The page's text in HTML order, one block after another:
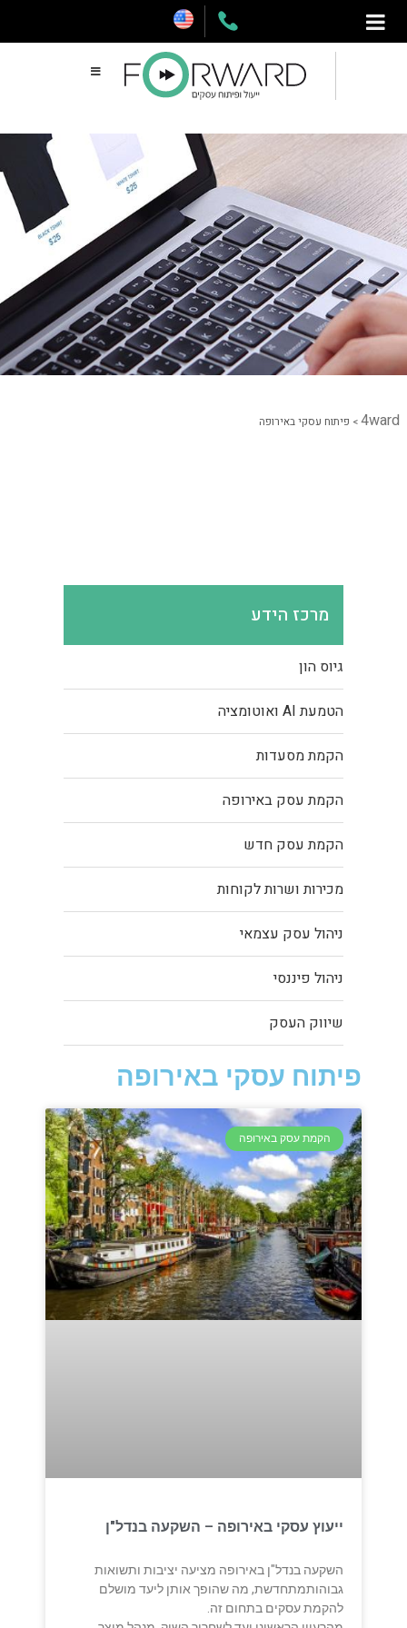
4ward
> פיתוח עסקי באירופה
מרכז הידע
גיוס הון
הטמעת AI ואוטומציה
הקמת מסעדות
הקמת עסק באירופה
הקמת עסק חדש
מכירות ושרות לקוחות
ניהול עסק עצמאי
ניהול פיננסי
שיווק העסק
פיתוח עסקי באירופה
הקמת עסק באירופה
ייעוץ עסקי באירופה – השקעה בנדל"ן
השקעה בנדל"ן באירופה מציעה יציבות ותשואות
גבוהותמתחדשת, מה שהופך אותן ליעד מושלם
להקמת עסקים בתחום זה.